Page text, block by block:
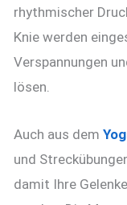
rhythmischer
Knie werden
Verspannungen
lösen.
Auch aus dem
und
damit Ihre